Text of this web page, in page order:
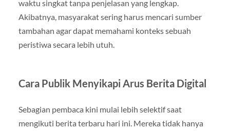
waktu singkat tanpa penjelasan yang lengkap.
Akibatnya, masyarakat sering harus mencari sumber
tambahan agar dapat memahami konteks sebuah
peristiwa secara lebih utuh.
Cara Publik Menyikapi Arus Berita Digital
Sebagian pembaca kini mulai lebih selektif saat
mengikuti berita terbaru hari ini. Mereka tidak hanya